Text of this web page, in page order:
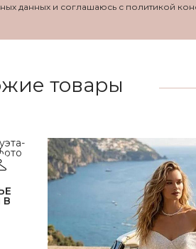
данных и соглашаюсь с политикой
товары
В